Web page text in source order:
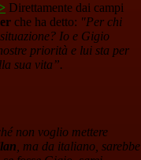
> Direttamente dai campi
che ha detto: "Per chi
Io e Gigio
priorità e lui sta per
sua vita”.
non voglio mettere
, ma da italiano, sarebbe